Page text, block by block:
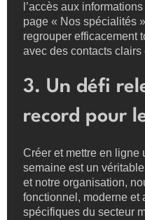
l’accès aux
page « Nos spécialités
regrouper efficacement
avec des contacts clairs
3. Un défi
record pour
Créer et mettre en ligne
semaine est un
et notre organisation,
fonctionnel, moderne et
spécifiques du secteur